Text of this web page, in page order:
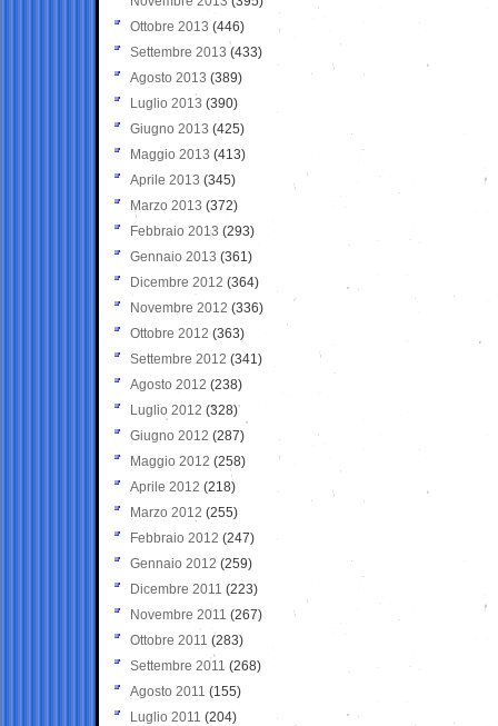
Ottobre 2013 (446)
Settembre 2013 (433)
Agosto 2013 (389)
Luglio 2013 (390)
Giugno 2013 (425)
Maggio 2013 (413)
Aprile 2013 (345)
Marzo 2013 (372)
Febbraio 2013 (293)
Gennaio 2013 (361)
Dicembre 2012 (364)
Novembre 2012 (336)
Ottobre 2012 (363)
Settembre 2012 (341)
Agosto 2012 (238)
Luglio 2012 (328)
Giugno 2012 (287)
Maggio 2012 (258)
Aprile 2012 (218)
Marzo 2012 (255)
Febbraio 2012 (247)
Gennaio 2012 (259)
Dicembre 2011 (223)
Novembre 2011 (267)
Ottobre 2011 (283)
Settembre 2011 (268)
Agosto 2011 (155)
Luglio 2011 (204)